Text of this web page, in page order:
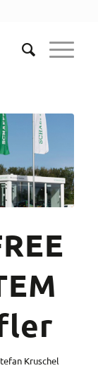
Kruschel